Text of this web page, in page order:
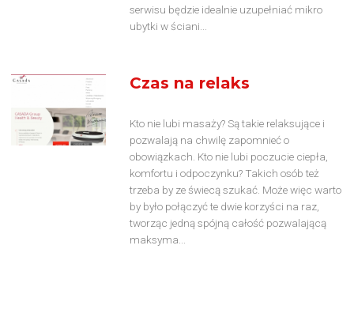
serwisu będzie idealnie uzupełniać mikro
ubytki w ściani...
Czas na relaks
Kto nie lubi masaży? Są takie relaksujące i
pozwalają na chwilę zapomnieć o
obowiązkach. Kto nie lubi poczucie ciepła,
komfortu i odpoczynku? Takich osób też
trzeba by ze świecą szukać. Może więc warto
by było połączyć te dwie korzyści na raz,
tworząc jedną spójną całość pozwalającą
maksyma...